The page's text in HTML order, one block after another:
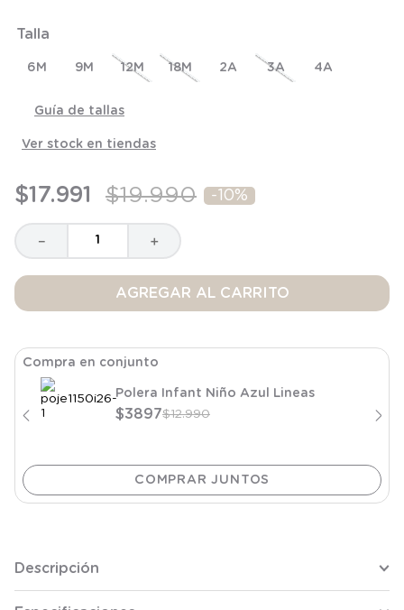
Talla
6M 9M 12M 18M 2A 3A 4A
Guía de tallas
Ver stock en tiendas
$17.991 $19.990 -10%
＋
－
AGREGAR AL CARRITO
Compra en conjunto
Polera Infant Niño Azul Lineas
$3897$12.990
Descripción
7.
8.
saco dormir
saco